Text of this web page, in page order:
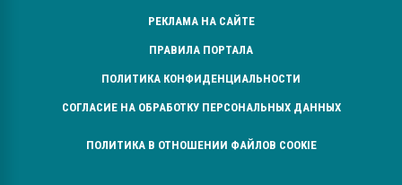
РЕКЛАМА НА САЙТЕ
ПРАВИЛА ПОРТАЛА
ПОЛИТИКА КОНФИДЕНЦИАЛЬНОСТИ
СОГЛАСИЕ НА ОБРАБОТКУ ПЕРСОНАЛЬНЫХ ДАННЫХ
ПОЛИТИКА В ОТНОШЕНИИ ФАЙЛОВ COOKIE